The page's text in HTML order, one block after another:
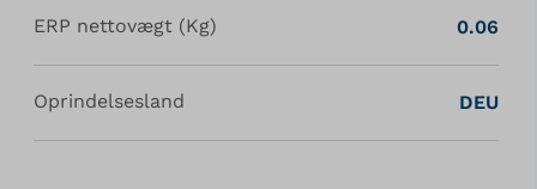
ERP nettovægt (Kg) 0.06
Oprindelsesland DEU